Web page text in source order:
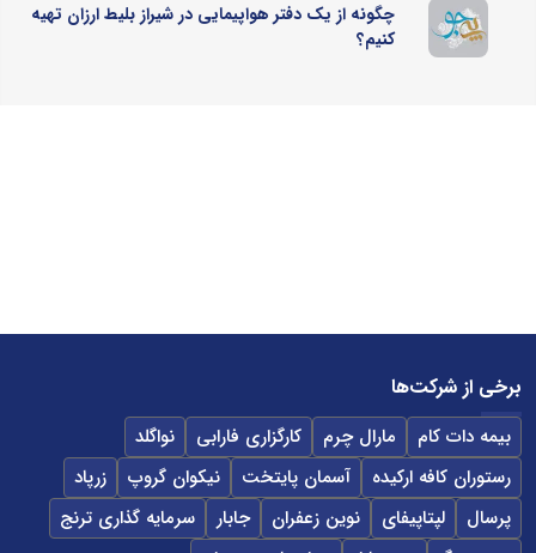
چگونه از یک دفتر هواپیمایی در شیراز بلیط ارزان تهیه
کنیم؟
برخی از شرکت‌ها
بیمه دات کام مارال چرم کارگزاری فارابی
نواگلد
رستوران کافه ارکیده
آسمان پایتخت نیکوان گروپ
زرپاد
پرسال
لپتاپیفای نوین زعفران جابار
سرمایه گذاری ترنج